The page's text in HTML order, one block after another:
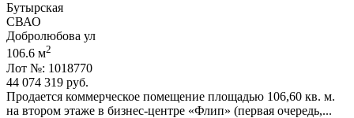
Бутырская
СВАО
Добролюбова ул
106.6 м2
Лот №: 1018770
44 074 319 руб.
Продается коммерческое помещение площадью 106,­60 кв. м.
на втором этаже в бизнес-центре «Флип» (первая очередь,­...